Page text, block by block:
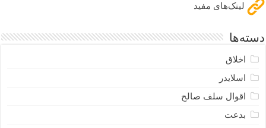
لینک‌های مفید
دسته‌ها
اخلاق
اسلایدر
اقوال سلف صالح
بدعت